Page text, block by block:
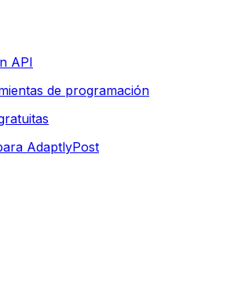
API
de programación
AdaptlyPost